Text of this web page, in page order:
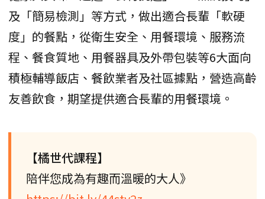
及「簡易檢測」等方式，做出適合長輩「軟硬
度」的餐點，從衛生安全、用餐環境、服務流
程、餐食質地、用餐器具及外帶包裝等6大面向
積極輔導飯店、餐飲業者及社區據點，營造高齡
友善飲食，期望提供適合長輩的用餐環境。
【橘世代課程】
陪伴您成為有趣而溫暖的大人》